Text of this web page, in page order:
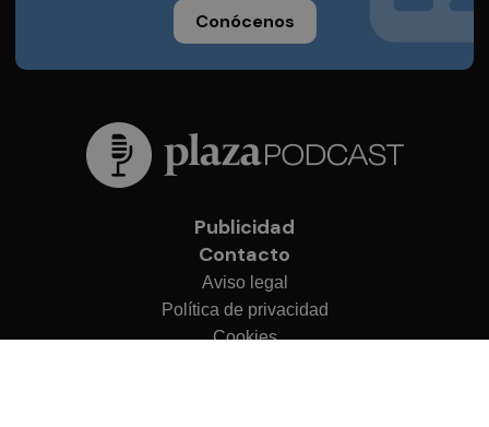
Conócenos
Publicidad
Contacto
Aviso legal
Política de privacidad
Cookies